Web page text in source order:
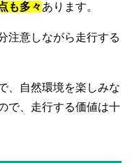
も多々あります。
注意しながら走行する
、自然環境を楽しみな
で、走行する価値は十